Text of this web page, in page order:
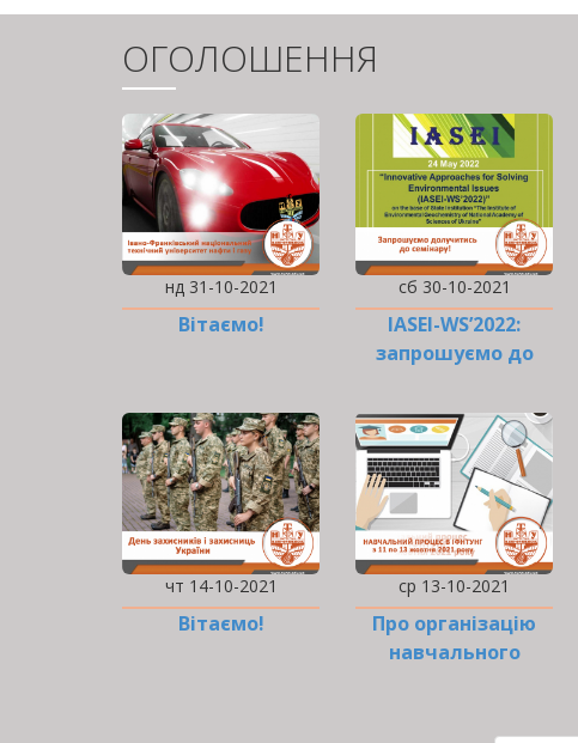
ОГОЛОШЕННЯ
нд 31-10-2021
Вітаємо!
сб 30-10-2021
IASEI-WS’2022:
запрошуємо до
чт 14-10-2021
Вітаємо!
ср 13-10-2021
Про організацію
навчального